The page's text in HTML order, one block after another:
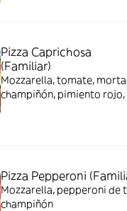
Pizza Caprichosa
(Familiar)
Mozzarella, tomate,
champiñón, pimiento
Pizza Pepperoni
Mozzarella, pepperoni de
champiñón